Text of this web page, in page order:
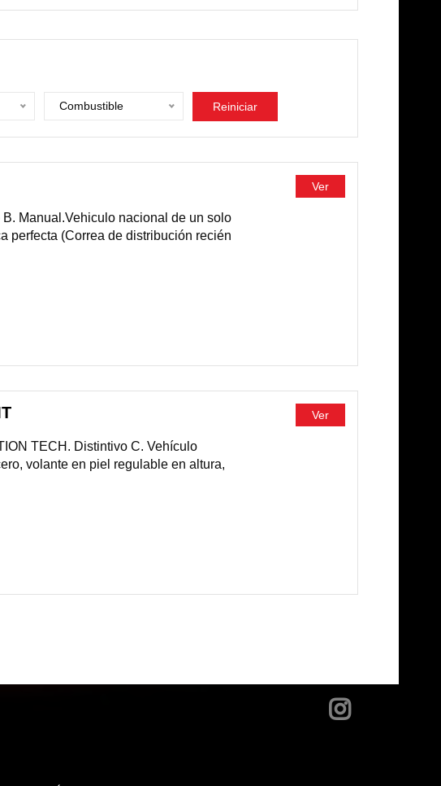
Combustible Reiniciar
Manual.Vehiculo nacional de un solo
perfecta (Correa de distribución recién
Ver
TECH. Distintivo C. Vehículo
volante en piel regulable en altura,
Ver